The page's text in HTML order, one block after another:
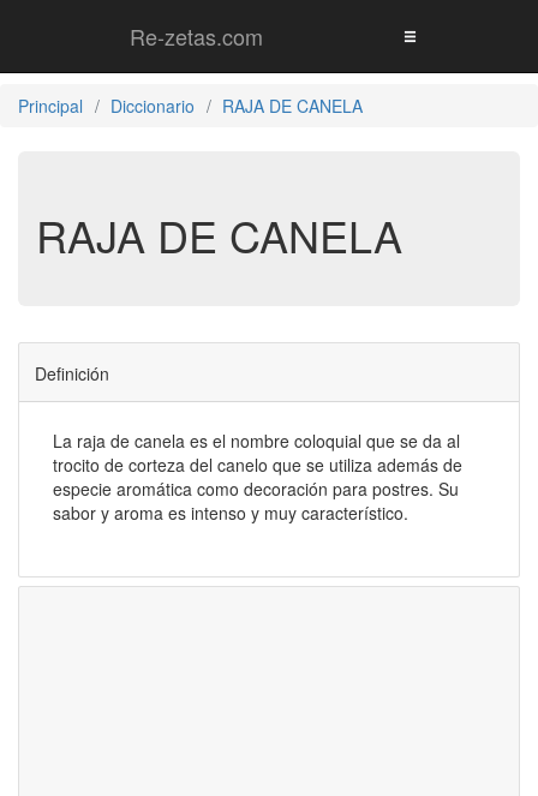
Re-zetas.com
Principal Diccionario RAJA DE CANELA
RAJA DE CANELA
Definición
La raja de canela es el nombre coloquial que se da al
trocito de corteza del canelo que se utiliza además de
especie aromática como decoración para postres. Su
sabor y aroma es intenso y muy característico.